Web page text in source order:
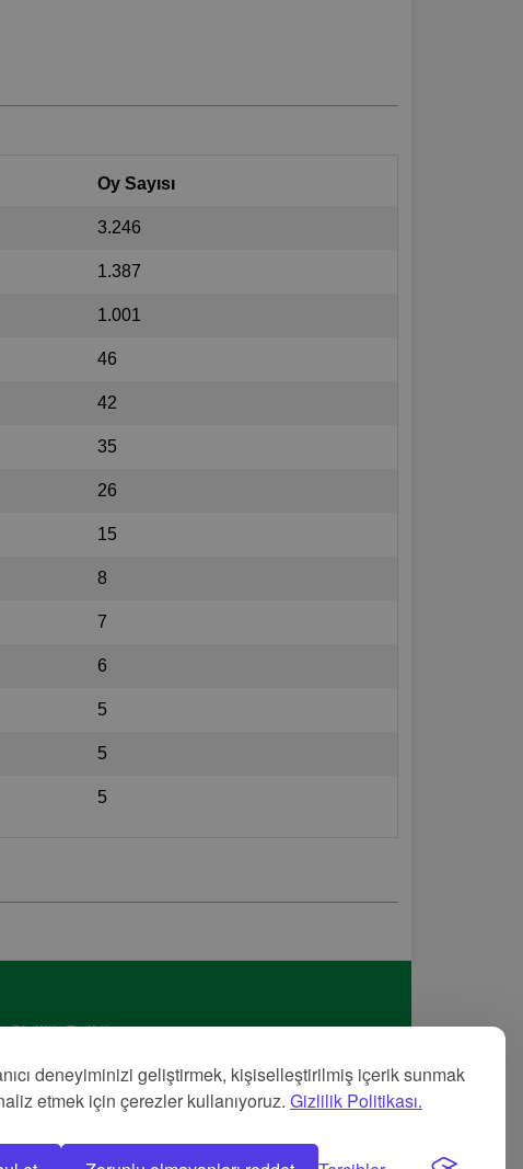
deneyiminizi geliştirmek, kişiselleştirilmiş içerik sunmak
etmek için çerezler kullanıyoruz. Gizlilik Politikası.
Oy Sayısı
3.246
1.387
1.001
46
42
35
26
15
8
7
6
5
5
5
Gizlilik Politikası
Künye